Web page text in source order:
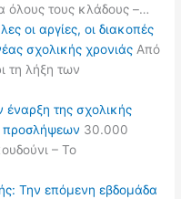
όλους τους κλάδους –…
οι αργίες, οι διακοπές
σχολικής χρονιάς Από
τη λήξη των
της σχολικής
προσλήψεων 30.000
– Το
Την επόμενη εβδομάδα